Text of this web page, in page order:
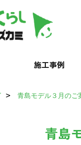
施工事例
青島モデル３月のご
青島